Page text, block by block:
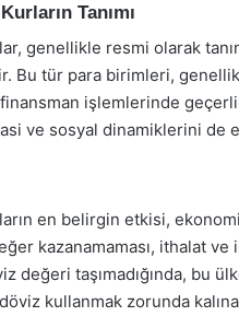
Tanımı
genellikle resmi olarak
Bu tür para birimleri,
finansman işlemlerinde
ve sosyal dinamiklerini de
en belirgin etkisi,
kazanamaması, ithalat
değeri taşımadığında, bu
kullanmak zorunda